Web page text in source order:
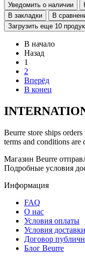
Уведомить о наличии
В закладки
В
Загрузить еще 10
В начало
Назад
1
2
Вперёд
В конец
Beurre store ships
terms and conditions are
Магазин Beurre
Подробные условия
Информация
FAQ
O нас
Условия оплаты
Условия доставки
Договор
Блог Beurre